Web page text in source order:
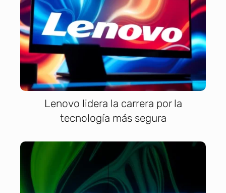
Lenovo lidera la carrera por la
tecnología más segura